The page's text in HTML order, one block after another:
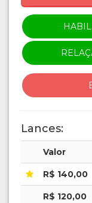
Lances:
Valor
R$ 140,00
R$ 120,00